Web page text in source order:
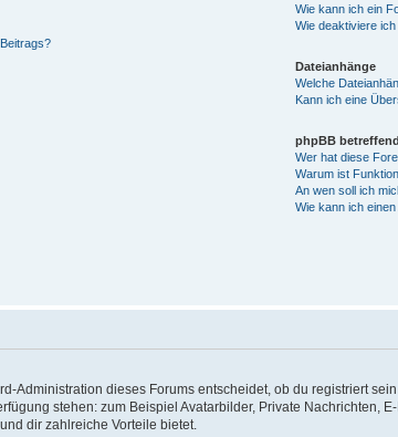
Wie kann ich ein
Wie deaktiviere
Dateianhänge
Welche
Kann ich eine
phpBB
Wer hat diese
Warum ist
An wen soll ich
Wie kann ich
Administration dieses Forums entscheidet, ob du registriert
stehen: zum Beispiel Avatarbilder, Private Nachrichten,
dir zahlreiche Vorteile bietet.